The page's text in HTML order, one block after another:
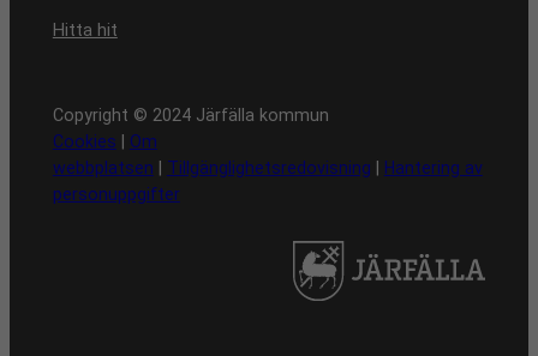
Hitta hit
Copyright © 2024 Järfälla kommun
Cookies
Om
webbplatsen
Tillgänglighetsredovisning
Hantering av
personuppgifter